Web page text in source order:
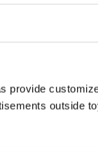
provide
outside
konkurrensfördel